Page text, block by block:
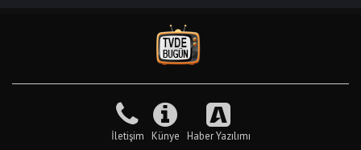
İletişim Künye Haber Yazılımı